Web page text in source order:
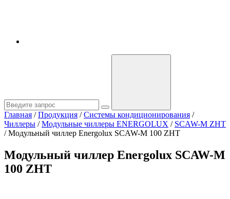
Главная / Продукция / Системы кондиционирования /
Чиллеры / Модульные чиллеры ENERGOLUX / SCAW-M ZHT
/Модульный чиллер Energolux SCAW-M 100 ZHT
Модульный чиллер Energolux SCAW-M
100 ZHT